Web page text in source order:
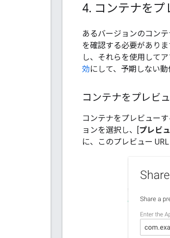
4. コンテナをプ
あるバージョンのコン
を確認する必要があり
し、それらを使用して
効にして、予期しない動
コンテナをプレビ
コンテナをプレビュー
ョンを選択し、[プレビ
に、このプレビュー